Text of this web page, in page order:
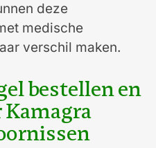
deze
medische
verschil maken.
bestellen en